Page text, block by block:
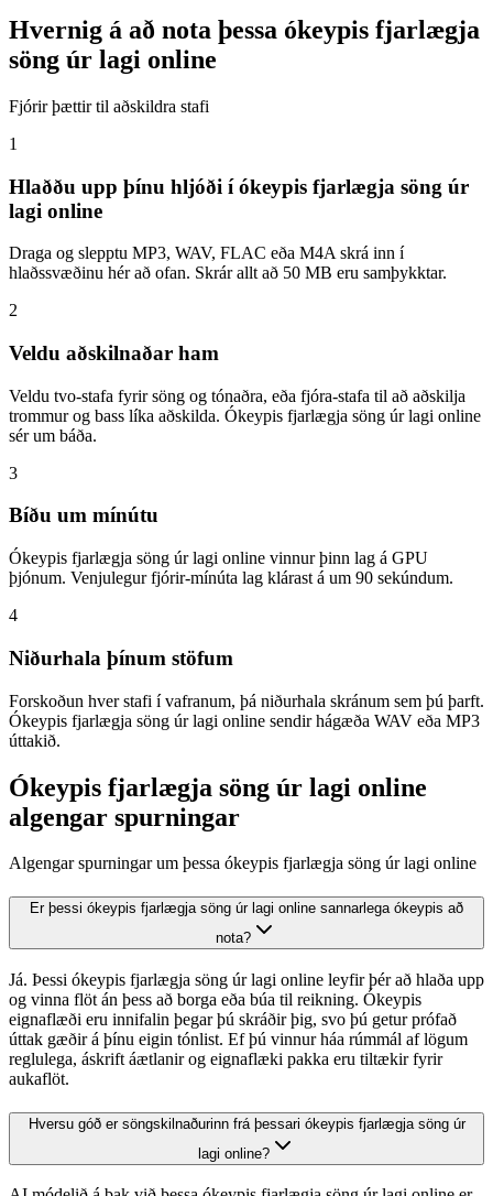
Hvernig á að nota þessa ókeypis fjarlægja
söng úr lagi online
Fjórir þættir til aðskildra stafi
1
Hlaððu upp þínu hljóði í ókeypis fjarlægja söng úr
lagi online
Draga og slepptu MP3, WAV, FLAC eða M4A skrá inn í
hlaðssvæðinu hér að ofan. Skrár allt að 50 MB eru samþykktar.
2
Veldu aðskilnaðar ham
Veldu tvo-stafa fyrir söng og tónaðra, eða fjóra-stafa til að aðskilja
trommur og bass líka aðskilda. Ókeypis fjarlægja söng úr lagi online
sér um báða.
3
Bíðu um mínútu
Ókeypis fjarlægja söng úr lagi online vinnur þinn lag á GPU
þjónum. Venjulegur fjórir-mínúta lag klárast á um 90 sekúndum.
4
Niðurhala þínum stöfum
Forskoðun hver stafi í vafranum, þá niðurhala skránum sem þú þarft.
Ókeypis fjarlægja söng úr lagi online sendir hágæða WAV eða MP3
úttakið.
Ókeypis fjarlægja söng úr lagi online
algengar spurningar
Algengar spurningar um þessa ókeypis fjarlægja söng úr lagi online
Er þessi ókeypis fjarlægja söng úr lagi online sannarlega ókeypis að
nota?
Já. Þessi ókeypis fjarlægja söng úr lagi online leyfir þér að hlaða upp
og vinna flöt án þess að borga eða búa til reikning. Ókeypis
eignaflæði eru innifalin þegar þú skráðir þig, svo þú getur prófað
úttak gæðir á þínu eigin tónlist. Ef þú vinnur háa rúmmál af lögum
reglulega, áskrift áætlanir og eignaflæki pakka eru tiltækir fyrir
aukaflöt.
Hversu góð er söngskilnaðurinn frá þessari ókeypis fjarlægja söng úr
lagi online?